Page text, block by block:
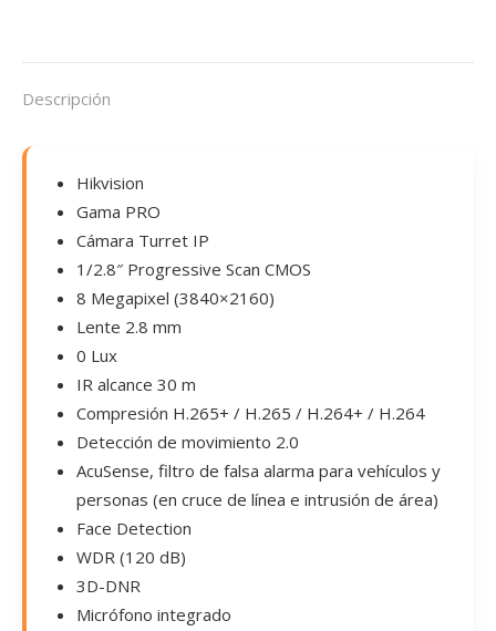
Descripción
Hikvision
Gama PRO
Cámara Turret IP
1/2.8″ Progressive Scan CMOS
8 Megapixel (3840×2160)
Lente 2.8 mm
0 Lux
IR alcance 30 m
Compresión H.265+ / H.265 / H.264+ / H.264
Detección de movimiento 2.0
AcuSense, filtro de falsa alarma para vehículos y
personas (en cruce de línea e intrusión de área)
Face Detection
WDR (120 dB)
3D-DNR
Micrófono integrado